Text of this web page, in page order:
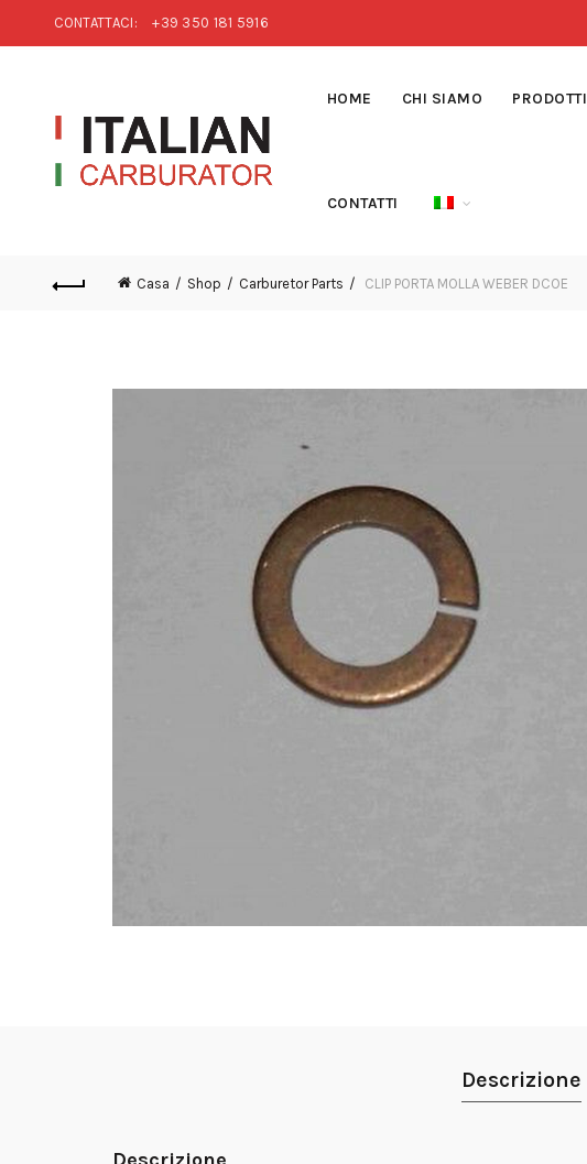
CONTATTACI: +39 350 181 5916
HOME CHI SIAMO PRODOTTI
CONTATTI
Casa Shop Carburetor Parts CLIP PORTA MOLLA WEBER DCOE
Descrizione